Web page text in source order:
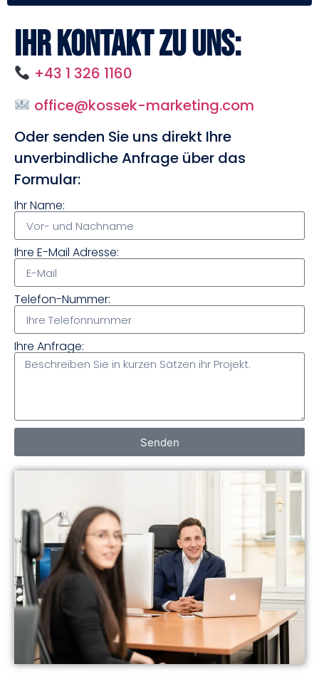
Ihr Kontakt zu uns:
+43 1 326 1160
office@kossek-marketing.com
Oder senden Sie uns direkt Ihre
unverbindliche Anfrage über das
Formular:
Ihr Name:
Ihre E-Mail Adresse:
Telefon-Nummer:
Ihre Anfrage:
Senden